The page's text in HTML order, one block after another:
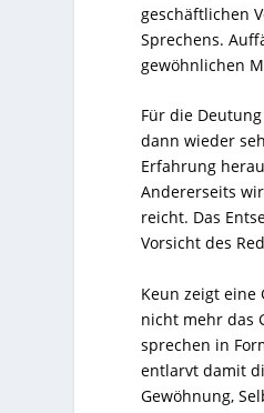
geschäftlichen
Sprechens.
gewöhnlichen
Für die
dann wieder
Erfahrung
Andererseits
reicht. Das
Vorsicht des
Keun zeigt
nicht mehr das
sprechen in
entlarvt damit
Gewöhnung,